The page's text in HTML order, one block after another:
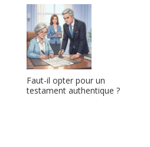
Faut-il opter pour un
testament authentique ?